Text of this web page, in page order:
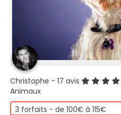
Christophe - 17 avis
Animaux
3 forfaits - de 100€ à 115€